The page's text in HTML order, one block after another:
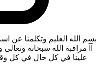
بسم الله العليم وتكلمنا عن
آآ مراقبة الله سبحانه
علينا في كل حال في كل